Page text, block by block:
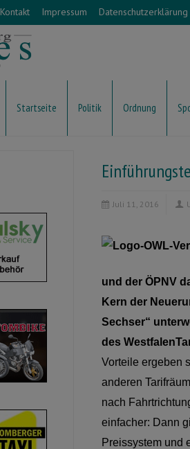
Kontakt Impressum Datenschutzerklärung
Startseite Politik Ordnung
Juli 11, 2016
und der ÖPNV
Kern der
Sechser“
des
Vorteile ergeben
anderen
nach
einfacher: Dann
Preissystem und